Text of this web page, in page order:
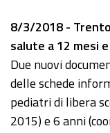
8/3/2018 -
salute a 12 mesi
Due nuovi
delle schede
pediatri di libera
2015) e 6 anni